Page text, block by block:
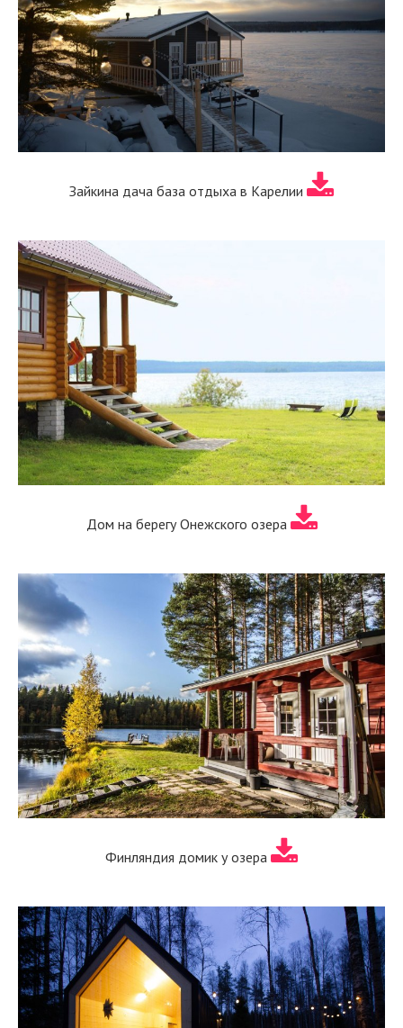
Зайкина дача база отдыха в Карелии
Дом на берегу Онежского озера
Финляндия домик у озера